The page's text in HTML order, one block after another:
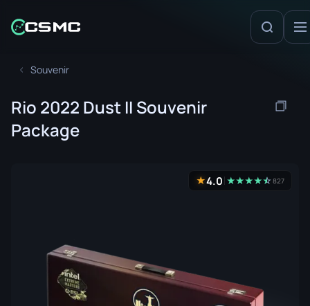
Souvenir
Rio 2022 Dust II Souvenir
Package
★4.0 ★★★★★
☆827